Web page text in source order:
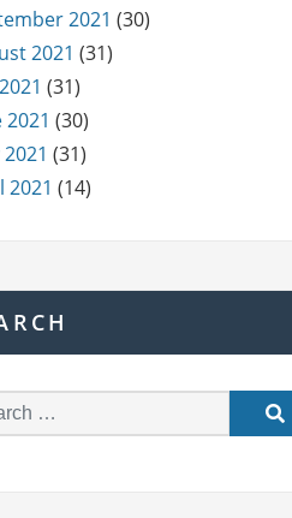
2021 (30)
2021 (31)
(31)
2021 (30)
(31)
2021 (14)